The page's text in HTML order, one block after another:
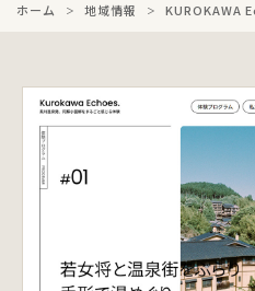
ホーム 地域情報 KUROKAWA